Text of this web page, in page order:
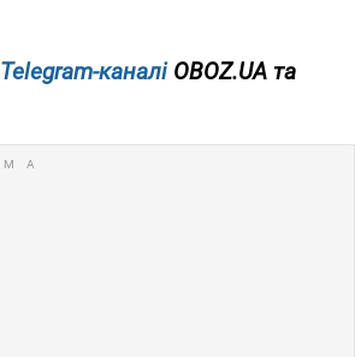
Telegram-каналіOBOZ.UA та